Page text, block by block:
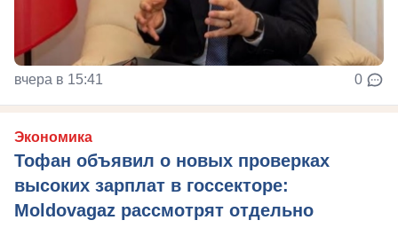
вчера в 15:41 0
Экономика
Тофан объявил о новых проверках
высоких зарплат в госсекторе:
Moldovagaz рассмотрят отдельно